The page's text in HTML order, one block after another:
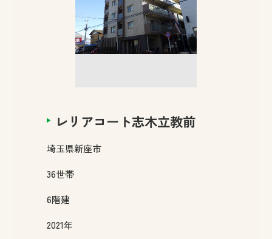
レリアコート志木立教前
埼玉県新座市
36世帯
6階建
2021年